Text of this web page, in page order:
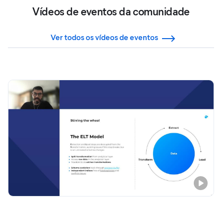
Vídeos de eventos da comunidade
Ver todos os vídeos de eventos